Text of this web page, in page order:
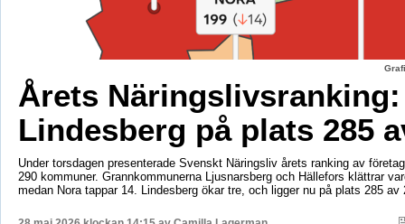
Årets Näringslivsranking:
Lindesberg på plats 285
Under torsdagen presenterade Svenskt Näringsliv årets ranking av
290 kommuner. Grannkommunerna Ljusnarsberg och Hällefors klättrar
medan Nora tappar 14. Lindesberg ökar tre, och ligger nu på plats 285 av